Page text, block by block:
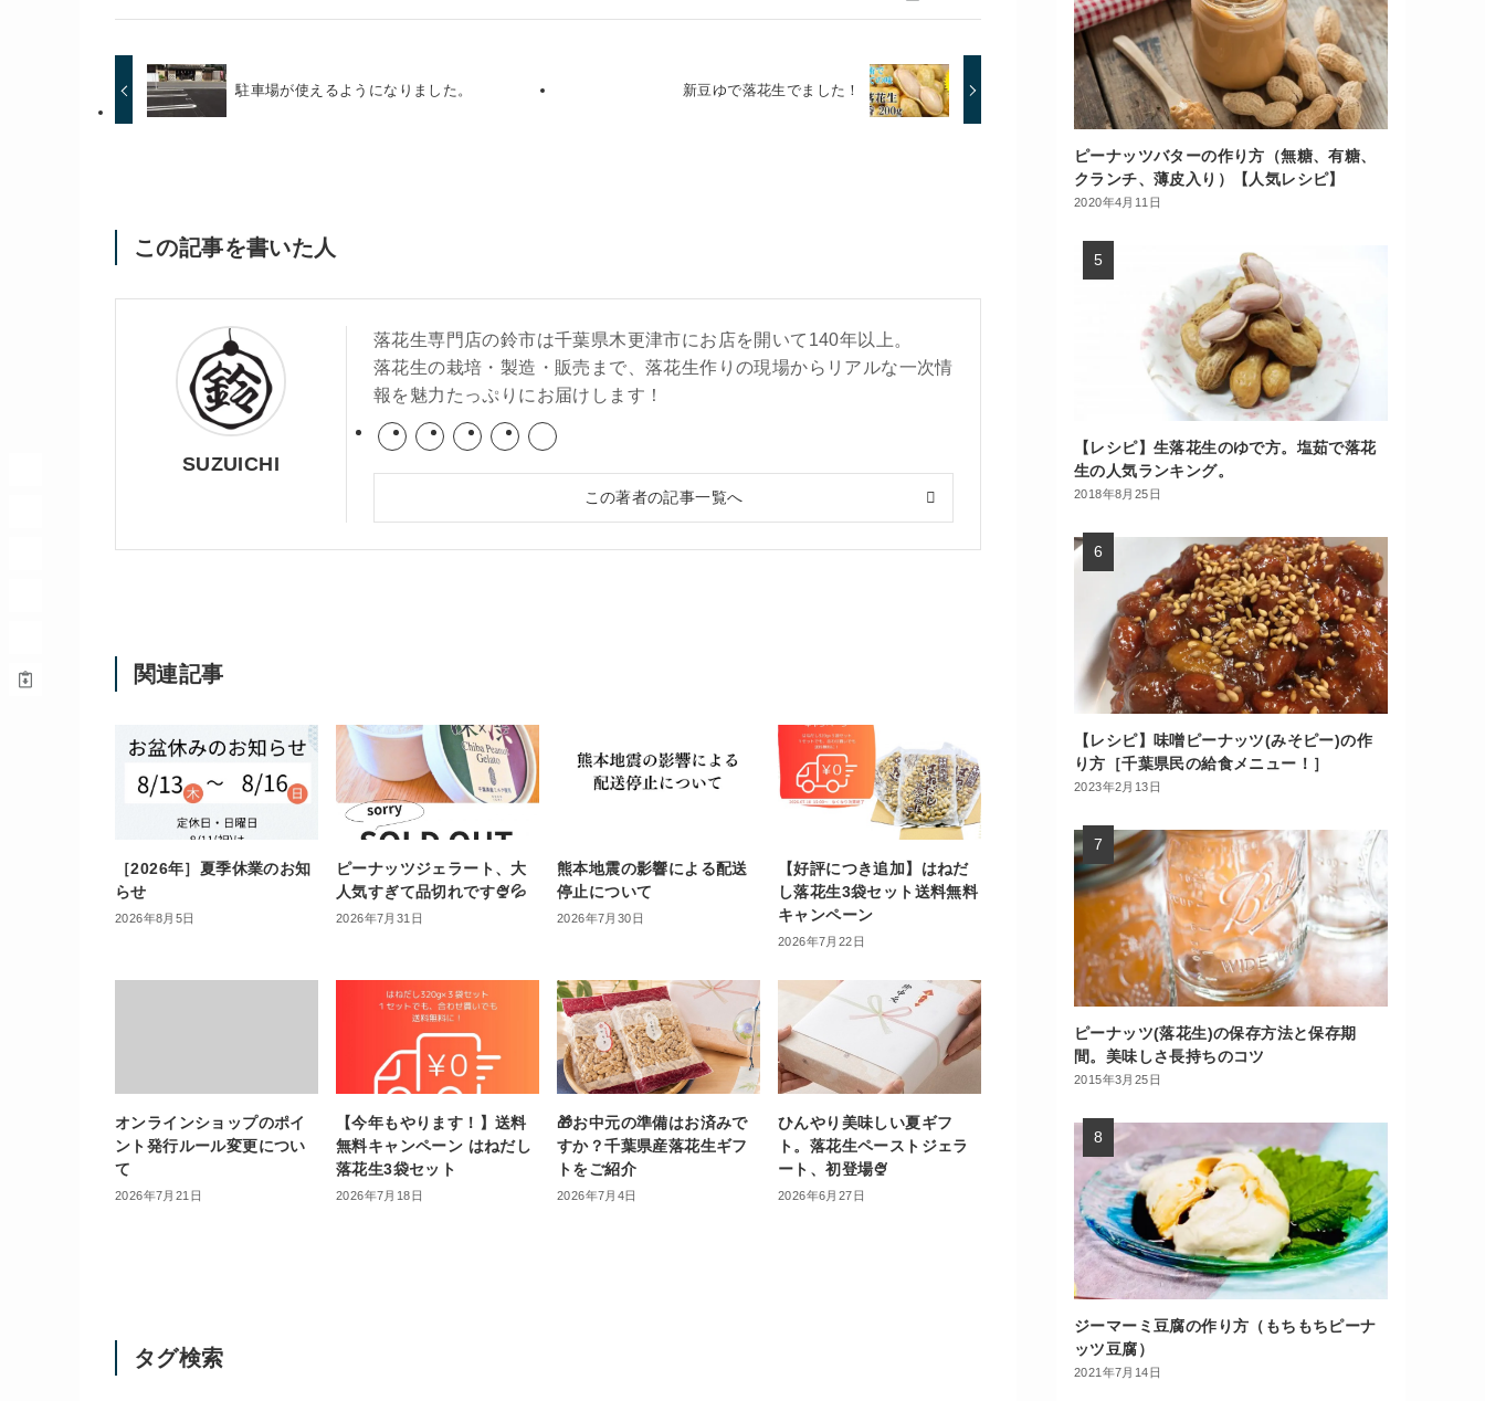
駐車場が使えるようになりました。 新豆ゆで落花生でました！
この記事を書いた人
SUZUICHI
落花生専門店の鈴市は千葉県木更津市にお店を開いて140年以上。
落花生の栽培・製造・販売まで、落花生作りの現場からリアルな一次情
報を魅力たっぷりにお届けします！
この著者の記事一覧へ
関連記事
［2026年］夏季休業のお知
らせ
2026年8月5日
ピーナッツジェラート、大
人気すぎて品切れです🍨💦
2026年7月31日
熊本地震の影響による配送
停止について
2026年7月30日
【好評につき追加】はねだ
し落花生3袋セット送料無料
キャンペーン
2026年7月22日
オンラインショップのポイ
ント発行ルール変更につい
て
2026年7月21日
【今年もやります！】送料
無料キャンペーン はねだし
落花生3袋セット
2026年7月18日
🎁お中元の準備はお済みで
すか？千葉県産落花生ギフ
トをご紹介
2026年7月4日
ひんやり美味しい夏ギフ
ト。落花生ペーストジェラ
ート、初登場🍨
2026年6月27日
タグ検索
ピーナッツバターの作り方（無糖、有糖、
クランチ、薄皮入り）【人気レシピ】
2020年4月11日
【レシピ】生落花生のゆで方。塩茹で落花
生の人気ランキング。
2018年8月25日
【レシピ】味噌ピーナッツ(みそピー)の作
り方［千葉県民の給食メニュー！］
2023年2月13日
ピーナッツ(落花生)の保存方法と保存期
間。美味しさ長持ちのコツ
2015年3月25日
ジーマーミ豆腐の作り方（もちもちピーナ
ッツ豆腐）
2021年7月14日